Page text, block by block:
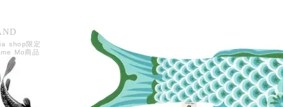
shop限定
Mo商品